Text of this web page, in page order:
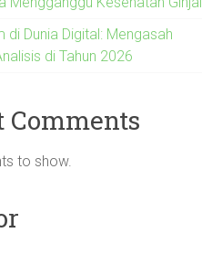
di Dunia Digital: Mengasah
di Tahun 2026
Comments
to show.